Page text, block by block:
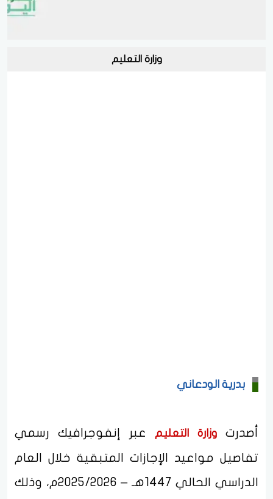
وزارة التعليم
بدرية الودعاني
أصدرتوزارة التعليم عبر إنفوجرافيك رسمي
تفاصيل مواعيد الإجازات المتبقية خلال العام
الدراسي الحالي 1447هـ – 2025/2026م، وذلك